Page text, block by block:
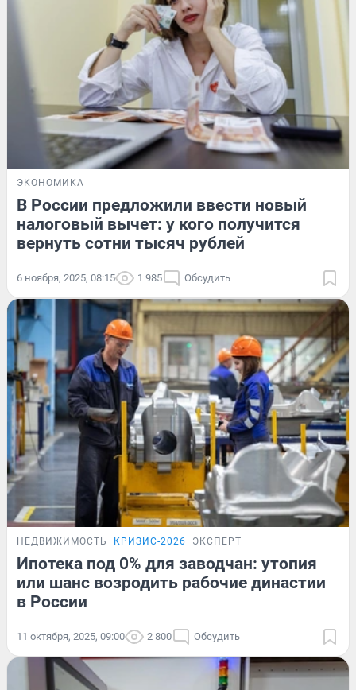
ЭКОНОМИКА
В России предложили ввести новый
налоговый вычет: у кого получится
вернуть сотни тысяч рублей
6 ноября, 2025, 08:15 1 985 Обсудить
НЕДВИЖИМОСТЬ КРИЗИС-2026 ЭКСПЕРТ
Ипотека под 0% для заводчан: утопия
или шанс возродить рабочие династии
в России
11 октября, 2025, 09:00 2 800 Обсудить